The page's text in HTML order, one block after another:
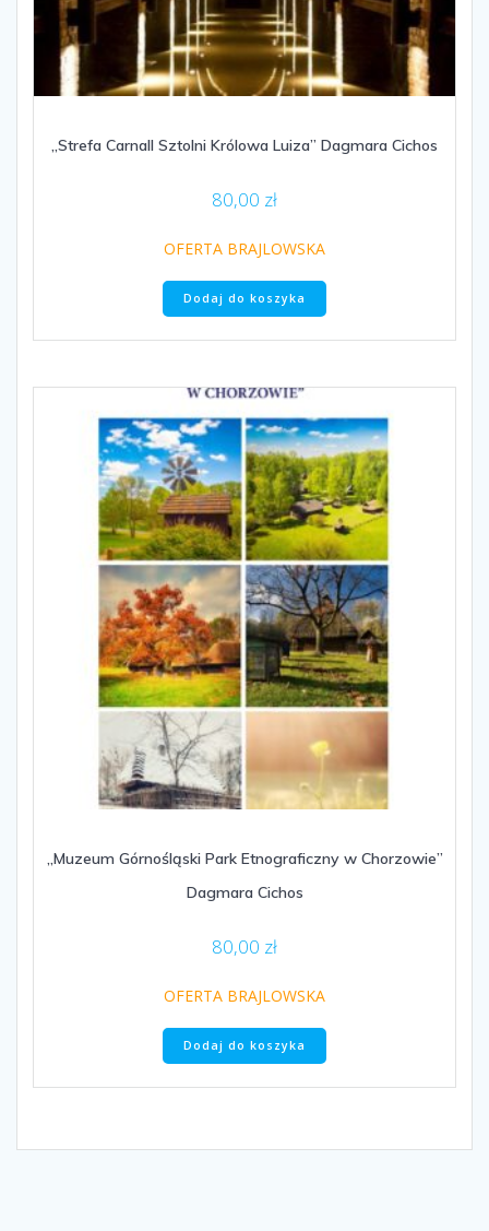
„Strefa Carnall Sztolni Królowa Luiza” Dagmara Cichos
80,00 zł
OFERTA BRAJLOWSKA
Dodaj do koszyka
„Muzeum Górnośląski Park Etnograficzny w Chorzowie”
Dagmara Cichos
80,00 zł
OFERTA BRAJLOWSKA
Dodaj do koszyka